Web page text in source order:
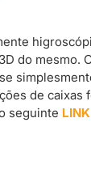
do mesmo.
de
seguinte LINK